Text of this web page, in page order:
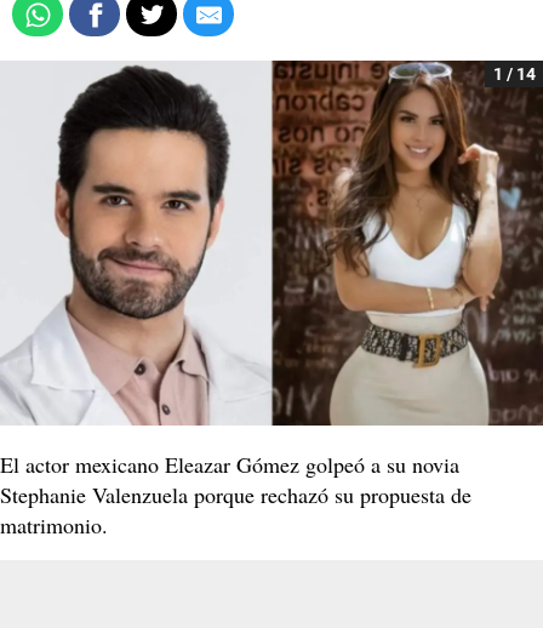
1 / 14
El actor mexicano Eleazar Gómez golpeó a su novia
Stephanie Valenzuela porque rechazó su propuesta de
matrimonio.